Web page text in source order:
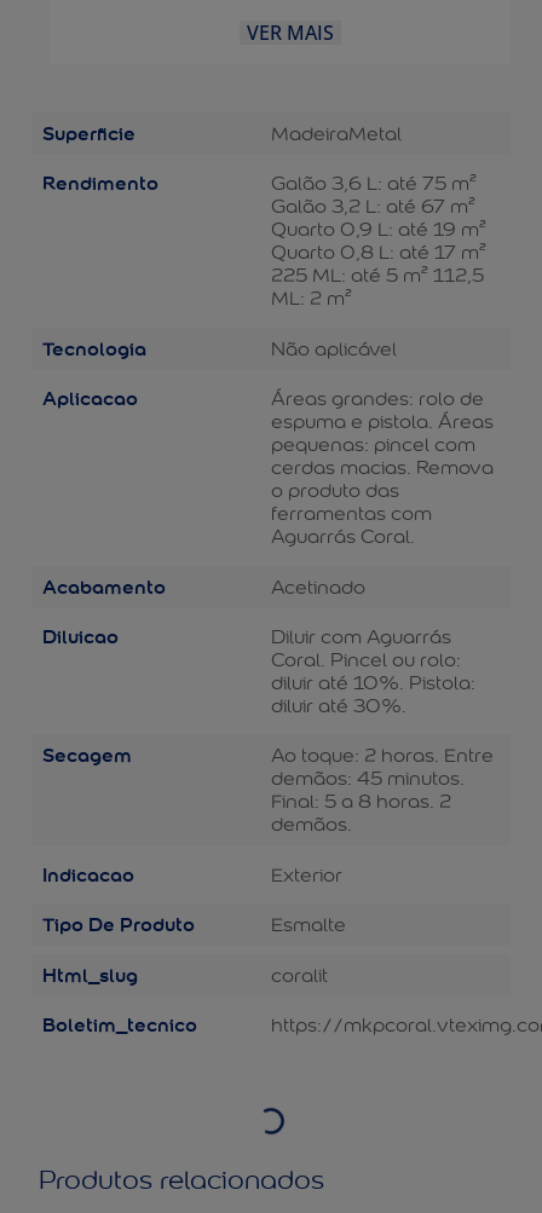
VER MAIS
Superficie MadeiraMetal
Rendimento
Galão 3,6 L: até 75 m²
Galão 3,2 L: até 67 m²
Quarto 0,9 L: até 19 m²
Quarto 0,8 L: até 17 m²
225 ML: até 5 m² 112,5
ML: 2 m²
Tecnologia Não aplicável
Aplicacao
Áreas grandes: rolo de
espuma e pistola. Áreas
pequenas: pincel com
cerdas macias. Remova
o produto das
ferramentas com
Aguarrás Coral.
Acabamento Acetinado
Diluicao
Diluir com Aguarrás
Coral. Pincel ou rolo:
diluir até 10%. Pistola:
diluir até 30%.
Secagem
Ao toque: 2 horas. Entre
demãos: 45 minutos.
Final: 5 a 8 horas. 2
demãos.
Indicacao Exterior
Tipo De Produto Esmalte
Html_slug coralit
Boletim_tecnico https://
Produtos relacionados